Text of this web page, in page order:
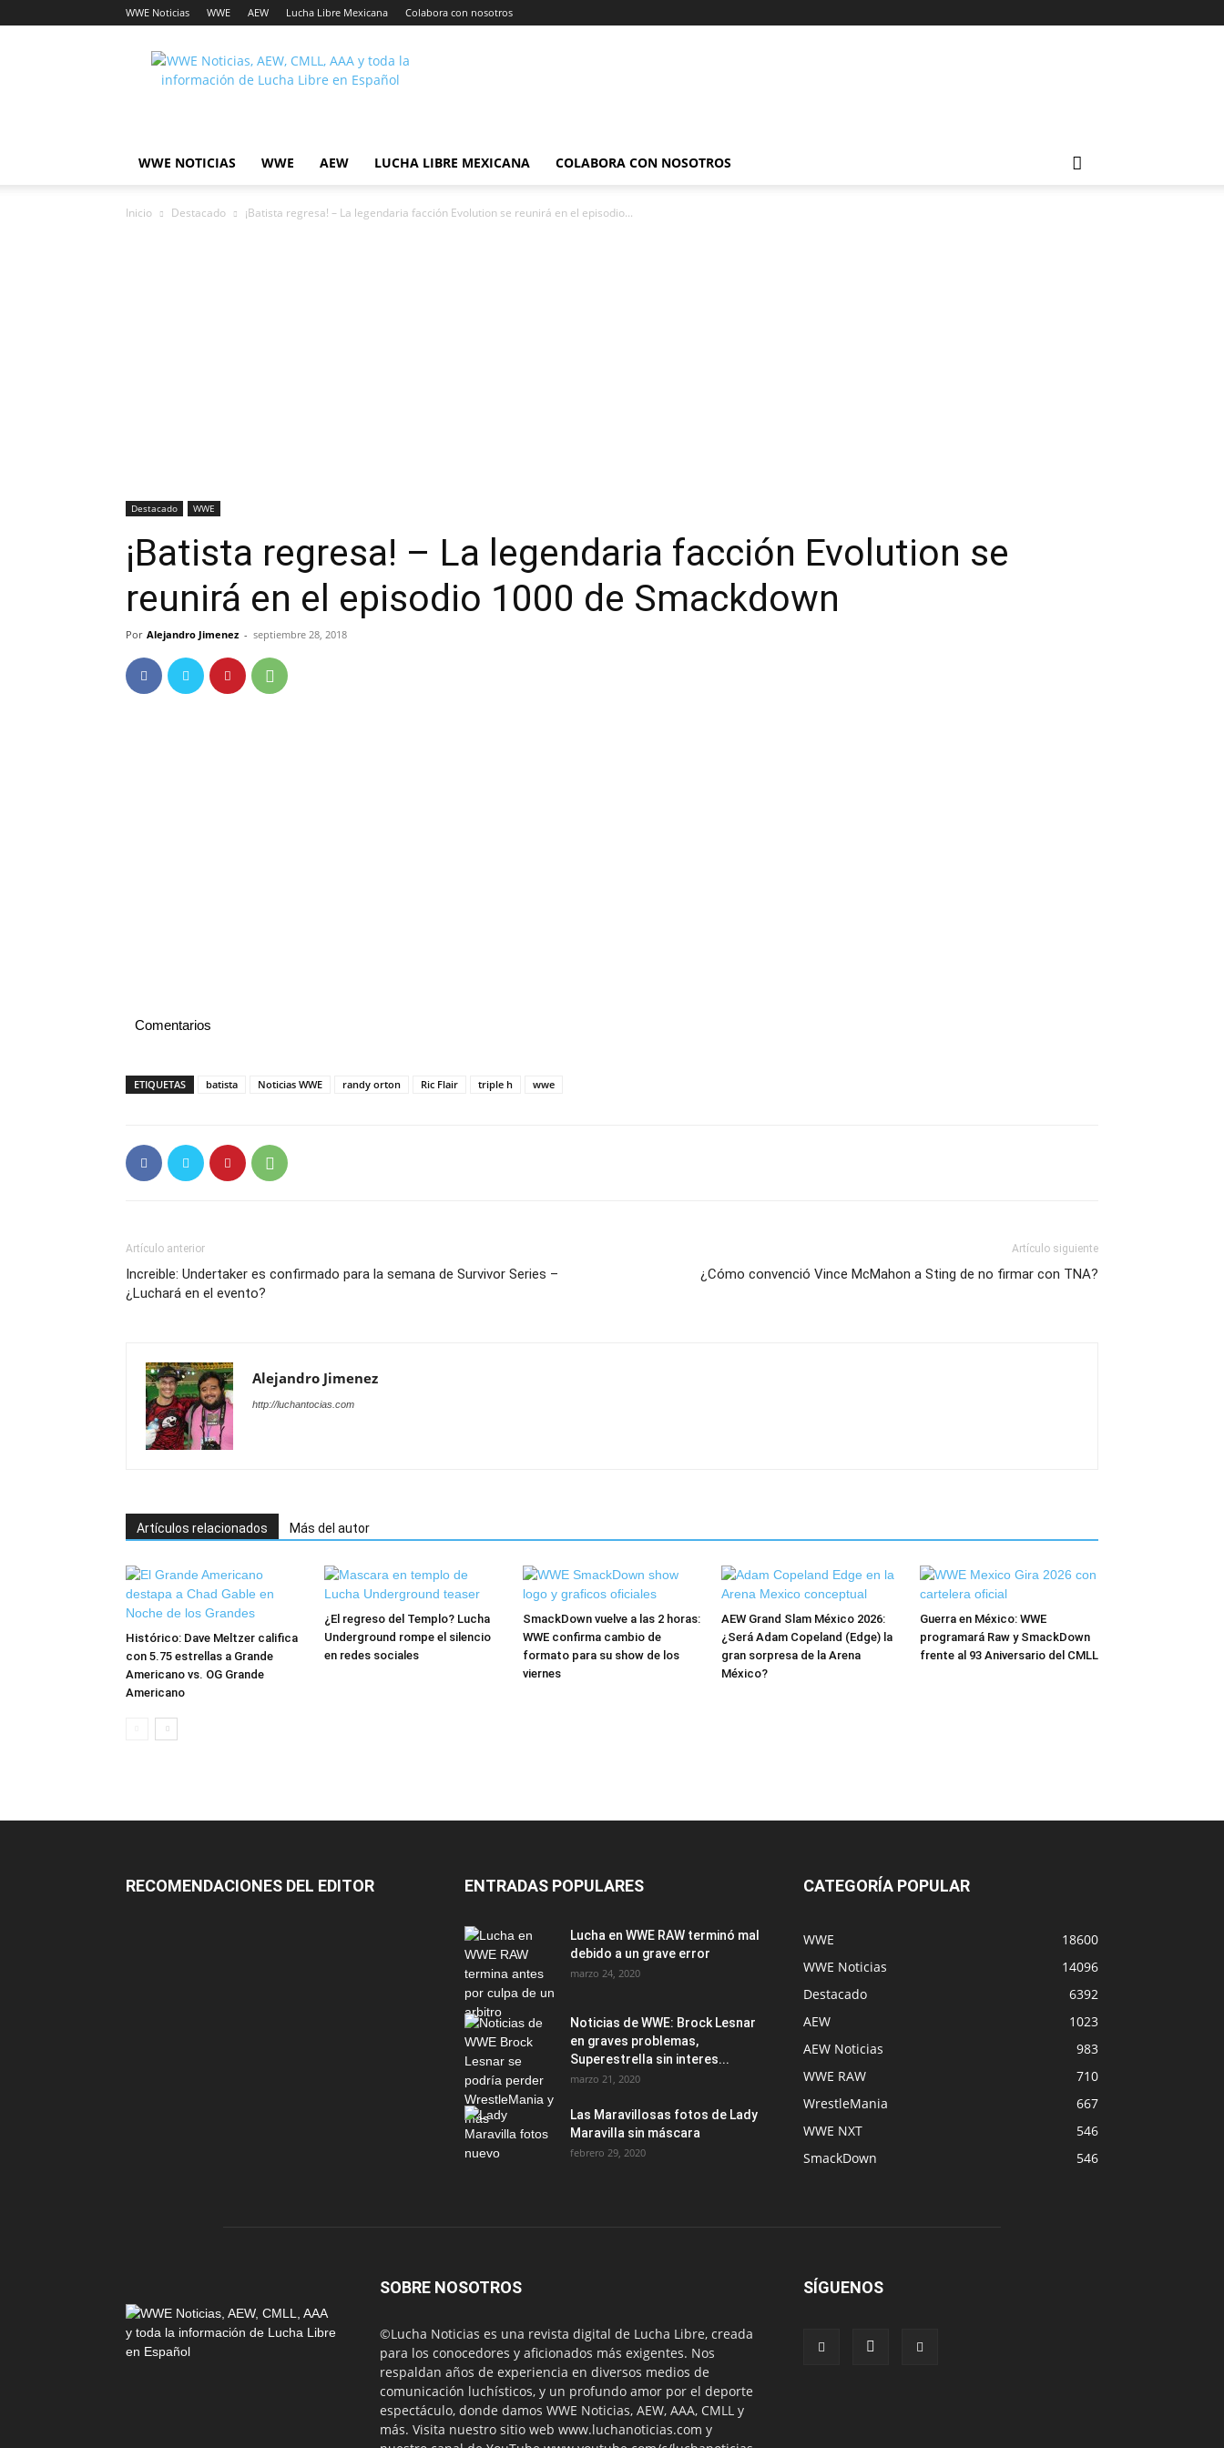
WWE Noticias WWE AEW Lucha Libre Mexicana Colabora con nosotros
Lucha
Noticias
WWE NOTICIAS WWE AEW LUCHA LIBRE MEXICANA COLABORA CON NOSOTROS
Inicio Destacado ¡Batista regresa! – La legendaria facción Evolution se reunirá en el episodio...
Destacado WWE
¡Batista regresa! – La legendaria facción Evolution se
reunirá en el episodio 1000 de Smackdown
Por Alejandro Jimenez - septiembre 28, 2018
Comentarios
ETIQUETAS batista Noticias WWE randy orton Ric Flair triple h wwe
Artículo anterior
Increible: Undertaker es confirmado para la semana de Survivor Series –
¿Luchará en el evento?
Artículo siguiente
¿Cómo convenció Vince McMahon a Sting de no firmar con TNA?
Alejandro Jimenez
http://luchantocias.com
Artículos relacionados Más del autor
Histórico: Dave Meltzer califica
con 5.75 estrellas a Grande
Americano vs. OG Grande
Americano
¿El regreso del Templo? Lucha
Underground rompe el silencio
en redes sociales
SmackDown vuelve a las 2 horas:
WWE confirma cambio de
formato para su show de los
viernes
AEW Grand Slam México 2026:
¿Será Adam Copeland (Edge) la
gran sorpresa de la Arena
México?
Guerra en México: WWE
programará Raw y SmackDown
frente al 93 Aniversario del CMLL
RECOMENDACIONES DEL EDITOR ENTRADAS POPULARES
Lucha en WWE RAW terminó mal
debido a un grave error
marzo 24, 2020
Noticias de WWE: Brock Lesnar
en graves problemas,
Superestrella sin interes...
marzo 21, 2020
Las Maravillosas fotos de Lady
Maravilla sin máscara
febrero 29, 2020
CATEGORÍA POPULAR
WWE
18600
WWE Noticias
14096
Destacado
6392
AEW
1023
AEW Noticias
983
WWE RAW
710
WrestleMania
667
WWE NXT
546
SmackDown
546
SOBRE NOSOTROS
©Lucha Noticias es una revista digital de Lucha Libre, creada
para los conocedores y aficionados más exigentes. Nos
respaldan años de experiencia en diversos medios de
comunicación luchísticos, y un profundo amor por el deporte
espectáculo, donde damos WWE Noticias, AEW, AAA, CMLL y
más. Visita nuestro sitio web www.luchanoticias.com y
SÍGUENOS